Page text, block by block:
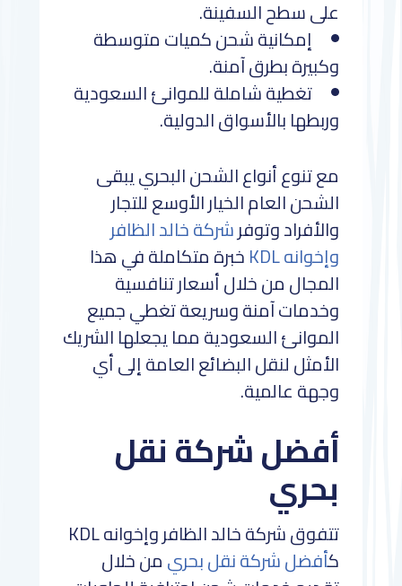
على سطح السفينة.
إمكانية شحن كميات متوسطة
وكبيرة بطرق آمنة.
تغطية شاملة للموانئ السعودية
وربطها بالأسواق الدولية.
مع تنوع أنواع الشحن البحري يبقى
الشحن العام الخيار الأوسع للتجار
والأفراد وتوفرشركة خالد الظافر
وإخوانه KDL
خبرة متكاملة في هذا
المجال من خلال أسعار تنافسية
وخدمات آمنة وسريعة تغطي جميع
الموانئ السعودية مما يجعلها الشريك
الأمثل لنقل البضائع العامة إلى أي
وجهة عالمية.
أفضل شركة نقل
بحري
تتفوق شركة خالد الظافر وإخوانه KDL
أفضل شركة نقل بحريمن خلال